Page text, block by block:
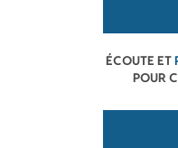
ÉCOUTE ET
POUR